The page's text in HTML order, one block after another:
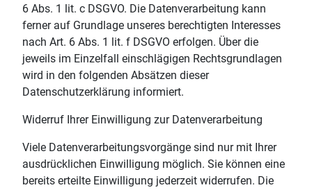
6 Abs. 1 lit. c DSGVO. Die Datenverarbeitung kann
ferner auf Grundlage unseres berechtigten Interesses
nach Art. 6 Abs. 1 lit. f DSGVO erfolgen. Über die
jeweils im Einzelfall einschlägigen Rechtsgrundlagen
wird in den folgenden Absätzen dieser
Datenschutzerklärung informiert.
Widerruf Ihrer Einwilligung zur Datenverarbeitung
Viele Datenverarbeitungsvorgänge sind nur mit Ihrer
ausdrücklichen Einwilligung möglich. Sie können eine
bereits erteilte Einwilligung jederzeit widerrufen. Die